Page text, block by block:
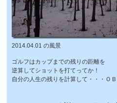
2014.04.01 の風景
ゴルフはカップまでの残りの距離を
逆算してショットを打てってか！
自分の人生の残りを計算して・・・Ｏ